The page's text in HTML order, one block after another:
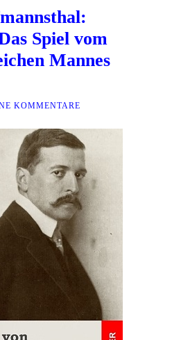
Spiel vom
Mannes
KOMMENTARE